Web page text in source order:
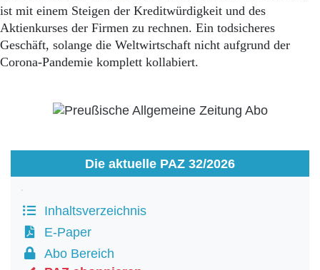
ist mit einem Steigen der Kreditwürdigkeit und des
Aktienkurses der Firmen zu rechnen. Ein todsicheres
Geschäft, solange die Weltwirtschaft nicht aufgrund der
Corona-Pandemie komplett kollabiert.
Die aktuelle PAZ 32/2026
Inhaltsverzeichnis
E-Paper
Abo Bereich